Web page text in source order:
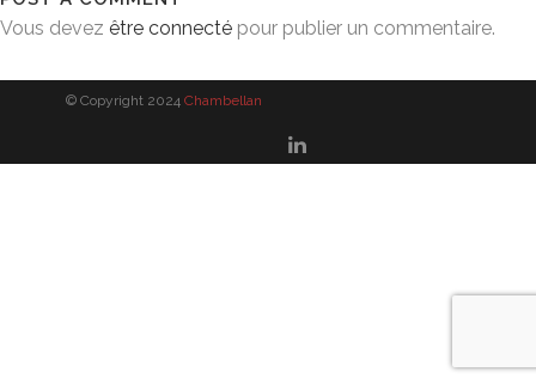
Vous devez être connecté pour publier un commentaire.
© Copyright 2024 Chambellan